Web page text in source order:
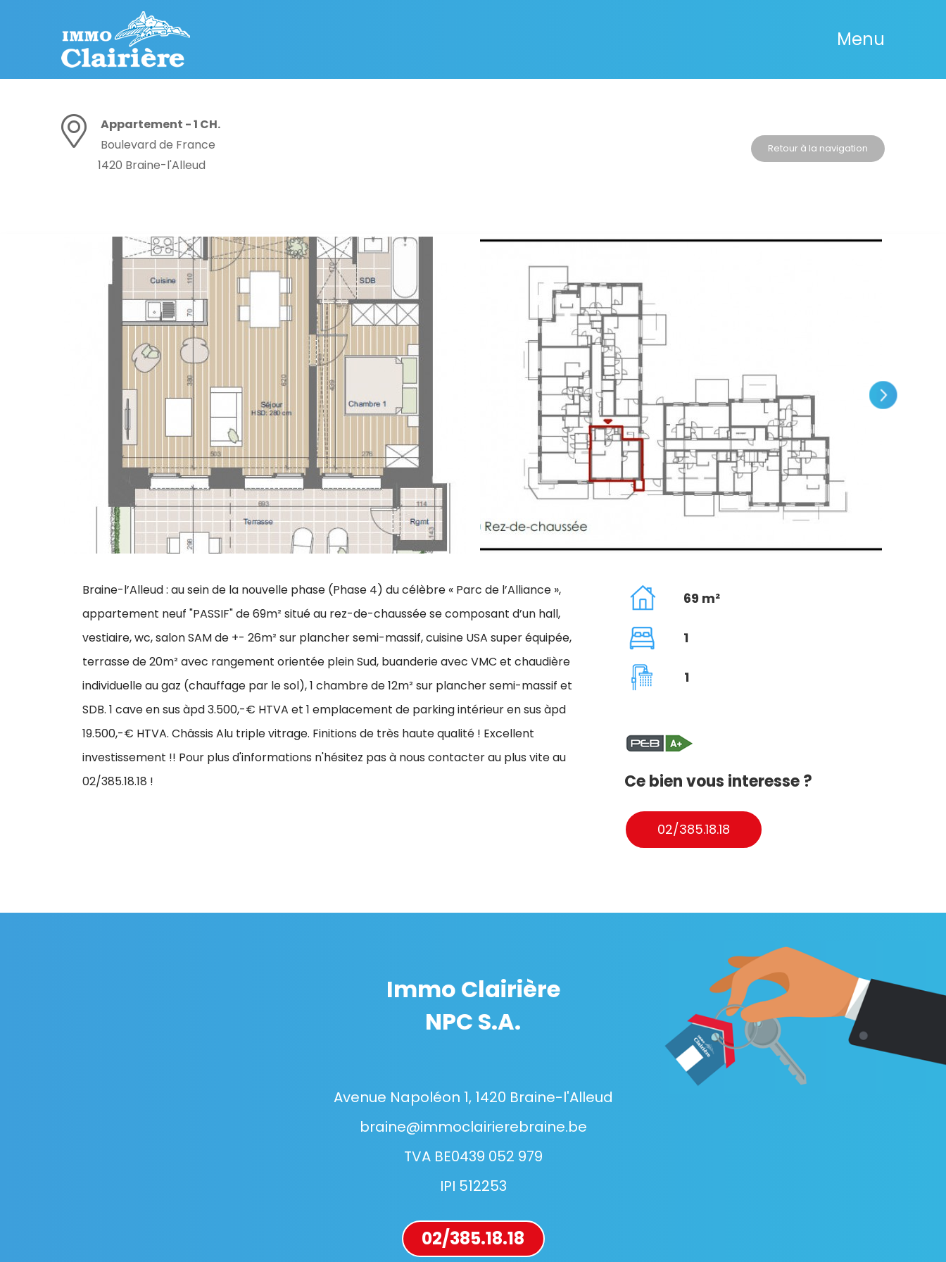
Menu
Appartement - 1 CH.
Boulevard de France
1420 Braine-l'Alleud
Retour à la navigation
Braine-l’Alleud : au sein de la nouvelle phase (Phase 4) du célèbre « Parc de l’Alliance »,
appartement neuf "PASSIF" de 69m² situé au rez-de-chaussée se composant d’un hall,
vestiaire, wc, salon SAM de +- 26m² sur plancher semi-massif, cuisine USA super équipée,
terrasse de 20m² avec rangement orientée plein Sud, buanderie avec VMC et chaudière
individuelle au gaz (chauffage par le sol), 1 chambre de 12m² sur plancher semi-massif et
SDB. 1 cave en sus àpd 3.500,-€ HTVA et 1 emplacement de parking intérieur en sus àpd
19.500,-€ HTVA. Châssis Alu triple vitrage. Finitions de très haute qualité ! Excellent
investissement !! Pour plus d'informations n'hésitez pas à nous contacter au plus vite au
02/385.18.18 !
69 m²
1
1
Ce bien vous interesse ?
02/385.18.18
Immo Clairière
NPC S.A.
Avenue Napoléon 1, 1420 Braine-l'Alleud
braine@immoclairierebraine.be
TVA BE0439 052 979
IPI 512253
02/385.18.18